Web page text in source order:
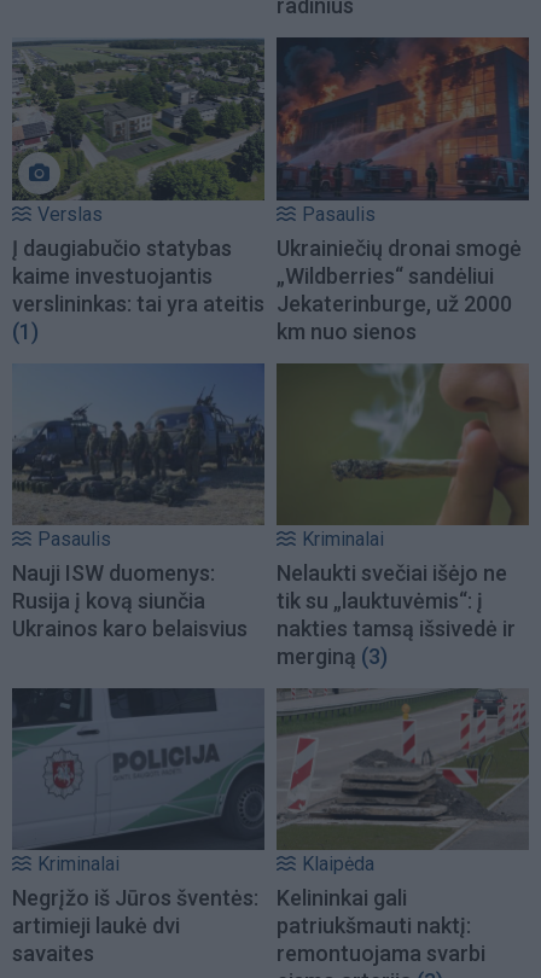
radinius
Verslas
Į daugiabučio statybas
kaime investuojantis
verslininkas: tai yra ateitis
(1)
Pasaulis
Ukrainiečių dronai smogė
„Wildberries“ sandėliui
Jekaterinburge, už 2000
km nuo sienos
Pasaulis
Nauji ISW duomenys:
Rusija į kovą siunčia
Ukrainos karo belaisvius
Kriminalai
Nelaukti svečiai išėjo ne
tik su „lauktuvėmis“: į
nakties tamsą išsivedė ir
merginą (3)
Kriminalai
Negrįžo iš Jūros šventės:
artimieji laukė dvi
savaites
Klaipėda
Kelininkai gali
patriukšmauti naktį:
remontuojama svarbi